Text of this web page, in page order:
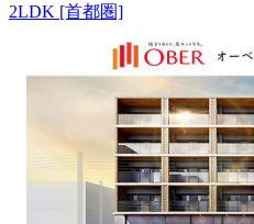
2LDK [首都圏]